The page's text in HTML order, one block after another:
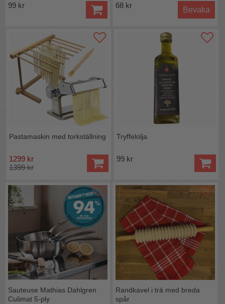
99 kr 68 kr
Bevaka
Pastamaskin med torkställning
1299 kr
1399 kr
Tryffelolja
99 kr
Sauteuse Mathias Dahlgren
Culimat 5-ply
Randkavel i trä med breda
spår